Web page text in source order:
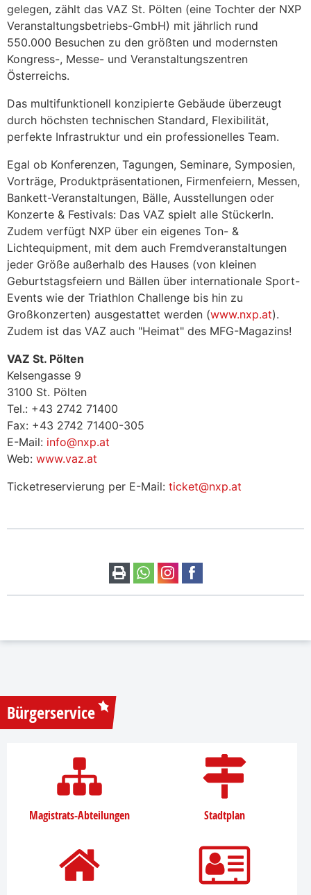
gelegen, zählt das VAZ St. Pölten (eine Tochter der NXP
Veranstaltungsbetriebs-GmbH) mit jährlich rund
550.000 Besuchen zu den größten und modernsten
Kongress-, Messe- und Veranstaltungszentren
Österreichs.
Das multifunktionell konzipierte Gebäude überzeugt
durch höchsten technischen Standard, Flexibilität,
perfekte Infrastruktur und ein professionelles Team.
Egal ob Konferenzen, Tagungen, Seminare, Symposien,
Vorträge, Produktpräsentationen, Firmenfeiern, Messen,
Bankett-Veranstaltungen, Bälle, Ausstellungen oder
Konzerte & Festivals: Das VAZ spielt alle Stückerln.
Zudem verfügt NXP über ein eigenes Ton- &
Lichtequipment, mit dem auch Fremdveranstaltungen
jeder Größe außerhalb des Hauses (von kleinen
Geburtstagsfeiern und Bällen über internationale Sport-
Events wie der Triathlon Challenge bis hin zu
Großkonzerten) ausgestattet werden (www.nxp.at).
Zudem ist das VAZ auch "Heimat" des MFG-Magazins!
VAZ St. Pölten
Kelsengasse 9
3100 St. Pölten
Tel.: +43 2742 71400
Fax: +43 2742 71400-305
E-Mail: info@nxp.at
Web: www.vaz.at
Ticketreservierung per E-Mail: ticket@nxp.at
Bürgerservice
Magistrats-Abteilungen Stadtplan